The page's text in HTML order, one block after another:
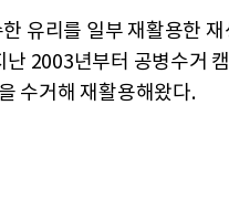
유리를 일부 재활용한 재
2003년부터 공병수거
수거해 재활용해왔다.